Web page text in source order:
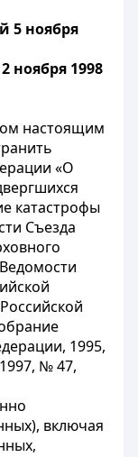
5 ноября
ноября 1998
настоящим
«О
катастрофы
Съезда
1995,
№ 47,
включая